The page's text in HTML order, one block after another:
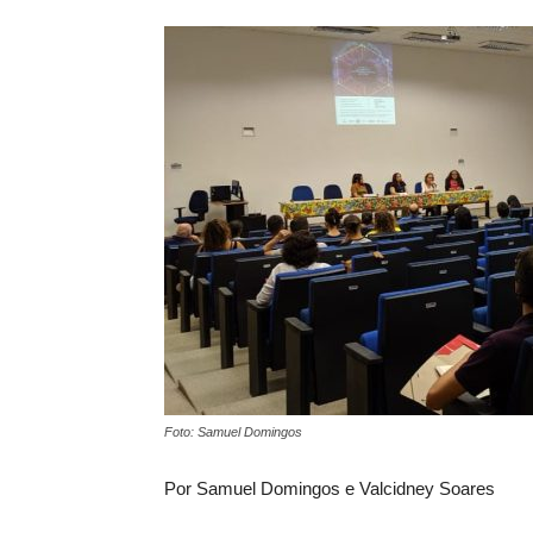
Foto: Samuel Domingos
Por Samuel Domingos e Valcidney Soares